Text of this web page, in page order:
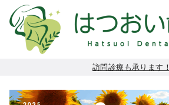
訪問診療も承ります！